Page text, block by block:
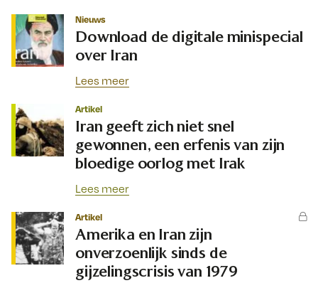
Nieuws
Download de digitale minispecial
over Iran
Lees meer
Artikel
Iran geeft zich niet snel
gewonnen, een erfenis van zijn
bloedige oorlog met Irak
Lees meer
Artikel
Amerika en Iran zijn
onverzoenlijk sinds de
gijzelingscrisis van 1979